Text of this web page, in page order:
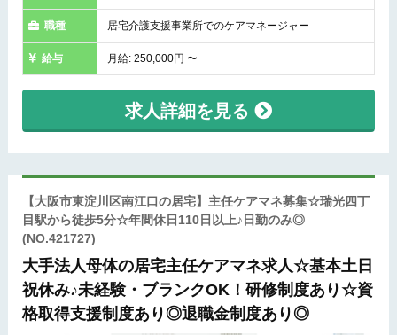
職種 居宅介護支援事業所でのケアマネージャー
給与 月給: 250,000円 〜
求人詳細を見る
【大阪市東淀川区南江口の居宅】主任ケアマネ募集☆瑞光四丁
目駅から徒歩5分☆年間休日110日以上♪日勤のみ◎
(NO.421727)
大手法人母体の居宅主任ケアマネ求人☆基本土日
祝休み♪未経験・ブランクOK！研修制度あり☆資
格取得支援制度あり◎退職金制度あり◎